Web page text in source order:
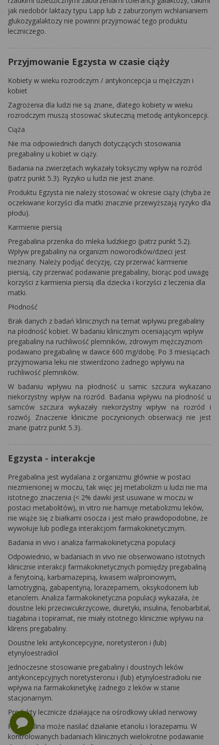
jak niedobór laktazy typu Lapp lub z zaburzonym wchłanianiem
glukozygalaktozy nie powinni przyjmować tego produktu
leczniczego.
Przyjmowanie Egzysta w czasie ciąży
Kobiety w wieku rozrodczym / antykoncepcja u mężczyzn i
kobiet
Zagrożenia dla ludzi nie są znane, dlatego kobiety w wieku
rozrodczym muszą stosować skuteczną metodę antykoncepcji.
Ciąża
Nie ma odpowiednich danych dotyczących stosowania
pregabaliny u kobiet w ciąży.
Badania na zwierzętach wykazały toksyczny wpływ na rozród
(patrz punkt 5.3). Ryzyko u ludzi nie jest znane.
Produktu Egzysta nie należy stosować w okresie ciąży (chyba że
oczekiwane korzyści dla matki znacznie przewyższają ryzyko dla
płodu).
Karmienie piersią
Pregabalina przenika do mleka ludzkiego (patrz punkt 5.2).
Wpływ pregabaliny na organizm noworodków/dzieci jest
nieznany. Należy podjąć decyzję, czy przerwać karmienie
piersią, czy przerwać podawanie pregabaliny, biorąc pod uwagę
korzyści z karmienia piersią dla dziecka i korzyści z leczenia dla
matki.
Płodność
Brak danych z badań klinicznych na temat wpływu pregabaliny
na płodność kobiet. W badaniu klinicznym oceniającym wpływ
pregabaliny na ruchliwość plemników, zdrowym mężczyznom
podawano pregabalinę w dawce 600 mg/dobę. Po 3 miesiącach
przyjmowania leku nie stwierdzono żadnego wpływu na
ruchliwość plemników.
W badaniu wpływu na płodność u samic szczura wykazano
niekorzystny wpływ na rozród. Badania wpływu na płodność u
samców szczura wykazały niekorzystny wpływ na rozród i
rozwój. Znaczenie kliniczne poczynionych obserwacji nie jest
znane (patrz punkt 5.3).
Egzysta - interakcje
Pregabalina jest wydalana z organizmu głównie w postaci
niezmienionej w moczu, tak więc jej metabolizm u ludzi nie ma
istotnego znaczenia (< 2% dawki jest usuwane w moczu w
postaci metabolitów), in vitro nie hamuje metabolizmu leków,
nie wiąże się z białkami osocza i jest mało prawdopodobne, że
wywołuje lub podlega interakcjom farmakokinetycznym.
Badania in vivo i analiza farmakokinetyczna populacji
Odpowiednio, w badaniach in vivo nie obserwowano istotnych
klinicznie interakcji farmakokinetycznych pomiędzy pregabaliną
a fenytoiną, karbamazepiną, kwasem walproinowym,
lamotryginą, gabapentyną, lorazepamem, oksykodonem lub
etanolem. Analiza farmakokinetyczna populacji wykazała, że
doustne leki przeciwcukrzycowe, diuretyki, insulina, fenobarbital,
tiagabina i topiramat, nie miały istotnego klinicznie wpływu na
klirens pregabaliny.
Doustne leki antykoncepcyjne, noretysteron i (lub)
etynyloestradiol
Jednoczesne stosowanie pregabaliny i doustnych leków
antykoncepcyjnych noretysteronu i (lub) etynyloestradiolu nie
wpływa na farmakokinetykę żadnego z leków w stanie
stacjonarnym.
Produkty lecznicze działające na ośrodkowy układ nerwowy
Pregabalina może nasilać działanie etanolu i lorazepamu. W
kontrolowanych badaniach klinicznych wielokrotne podawanie